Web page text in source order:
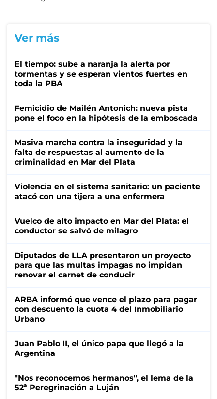
Ver más
El tiempo: sube a naranja la alerta por
tormentas y se esperan vientos fuertes en
toda la PBA
Femicidio de Mailén Antonich: nueva pista
pone el foco en la hipótesis de la emboscada
Masiva marcha contra la inseguridad y la
falta de respuestas al aumento de la
criminalidad en Mar del Plata
Violencia en el sistema sanitario: un paciente
atacó con una tijera a una enfermera
Vuelco de alto impacto en Mar del Plata: el
conductor se salvó de milagro
Diputados de LLA presentaron un proyecto
para que las multas impagas no impidan
renovar el carnet de conducir
ARBA informó que vence el plazo para pagar
con descuento la cuota 4 del Inmobiliario
Urbano
Juan Pablo II, el único papa que llegó a la
Argentina
"Nos reconocemos hermanos", el lema de la
52ª Peregrinación a Luján